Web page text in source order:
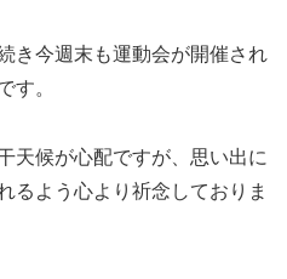
き今週末も運動会が開催され
す。
天候が心配ですが、思い出に
るよう心より祈念しておりま